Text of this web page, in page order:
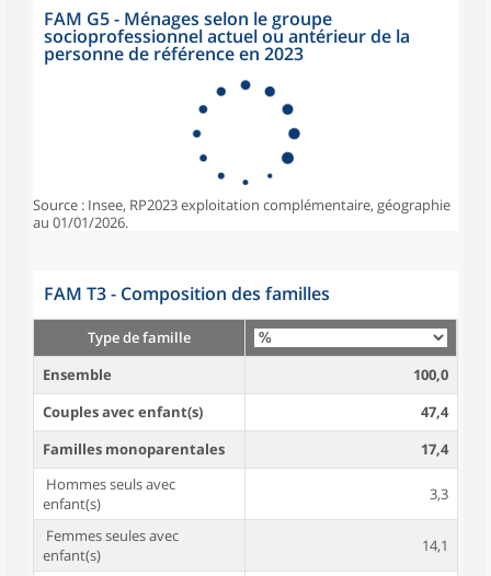
FAM G5 - Ménages selon le groupe
socioprofessionnel actuel ou antérieur de la
personne de référence en 2023
Source : Insee, RP2023 exploitation complémentaire, géographie
au 01/01/2026.
FAM T3 - Composition des familles
Type de famille
Ensemble
100,0
Couples avec enfant(s)
47,4
Familles monoparentales
17,4
Hommes seuls avec
enfant(s)
3,3
Femmes seules avec
enfant(s)
14,1